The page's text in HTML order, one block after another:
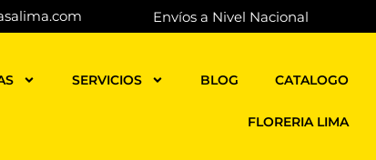
Envíos a Nivel Nacional
SERVICIOS BLOG CATALOGO
FLORERIA LIMA